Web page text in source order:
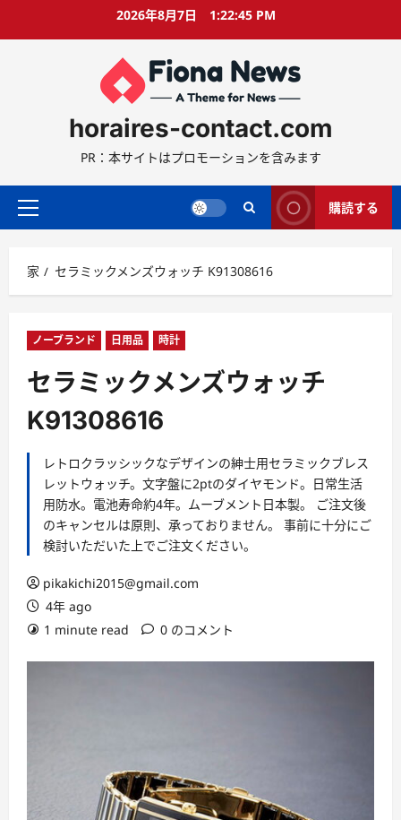
2026年8月7日 1:22:46 PM
horaires-contact.com
PR：本サイトはプロモーションを含みます
プ
マ
リ
メ
ュ
購読する
家 セラミックメンズウォッチ K91308616
ノーブランド 日用品 時計
セラミックメンズウォッチ
K91308616
レトロクラッシックなデザインの紳士用セラミックブレス
レットウォッチ。文字盤に2ptのダイヤモンド。日常生活
用防水。電池寿命約4年。ムーブメント日本製。 ご注文後
のキャンセルは原則、承っておりません。 事前に十分にご
検討いただいた上でご注文ください。
pikakichi2015@gmail.com
4年 ago
1 minute read
0 のコメント